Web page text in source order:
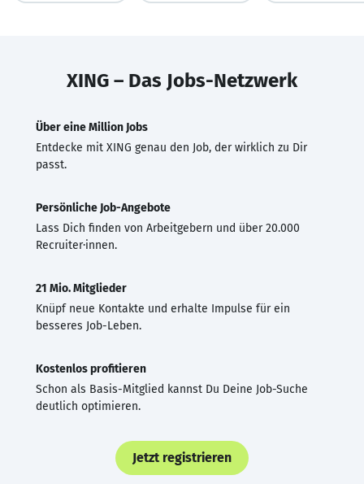
XING – Das Jobs-Netzwerk
Über eine Million Jobs
Entdecke mit XING genau den Job, der wirklich zu Dir
passt.
Persönliche Job-Angebote
Lass Dich finden von Arbeitgebern und über 20.000
Recruiter·innen.
21 Mio. Mitglieder
Knüpf neue Kontakte und erhalte Impulse für ein
besseres Job-Leben.
Kostenlos profitieren
Schon als Basis-Mitglied kannst Du Deine Job-Suche
deutlich optimieren.
Jetzt registrieren